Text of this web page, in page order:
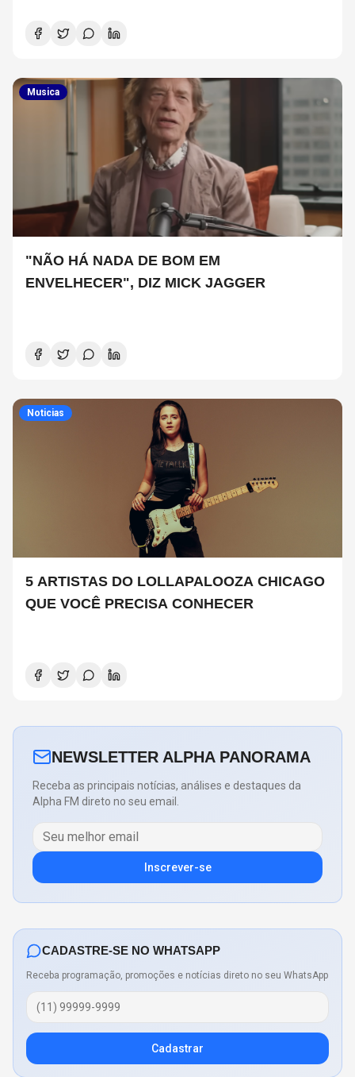
Musica
"NÃO HÁ NADA DE BOM EM
ENVELHECER", DIZ MICK JAGGER
Noticias
5 ARTISTAS DO LOLLAPALOOZA CHICAGO
QUE VOCÊ PRECISA CONHECER
NEWSLETTER ALPHA PANORAMA
Receba as principais notícias, análises e destaques da
Alpha FM direto no seu email.
Inscrever-se
CADASTRE-SE NO WHATSAPP
Receba programação, promoções e notícias direto no seu WhatsApp
Cadastrar